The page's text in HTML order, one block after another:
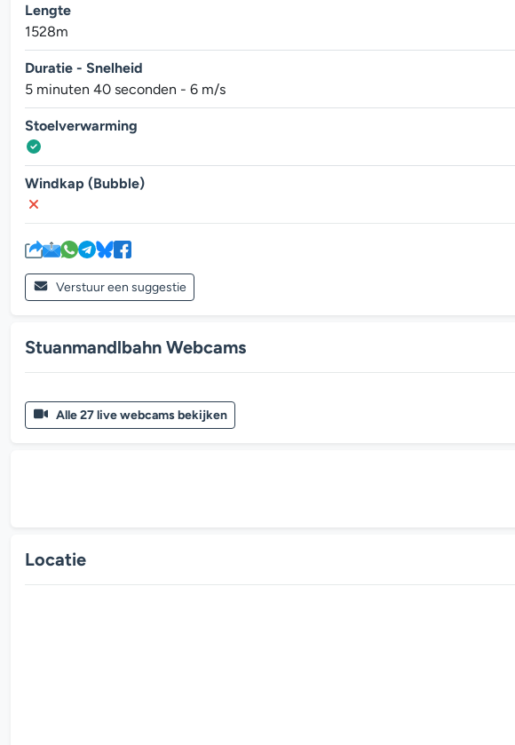
Lengte
1528m
Duratie - Snelheid
5 minuten 40 seconden - 6 m/s
Stoelverwarming
Windkap (Bubble)
Verstuur een suggestie
Stuanmandlbahn Webcams
Alle 27 live webcams bekijken
Locatie